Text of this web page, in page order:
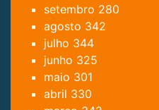
setembro 280
agosto 342
julho 344
junho 325
maio 301
abril 330